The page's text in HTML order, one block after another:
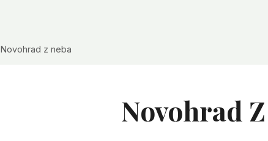
Novohrad z neba
Novohrad